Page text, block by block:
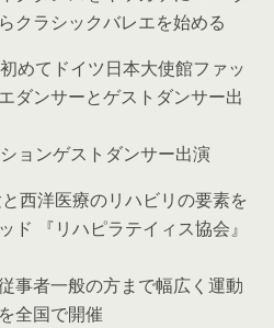
クラシックバレエを始める
めてドイツ日本大使館ファッ
ダンサーとゲストダンサー出
ョンゲストダンサー出演
西洋医療のリハビリの要素を
ド 『リハピラテイィス協会』
事者一般の方まで幅広く運動
全国で開催